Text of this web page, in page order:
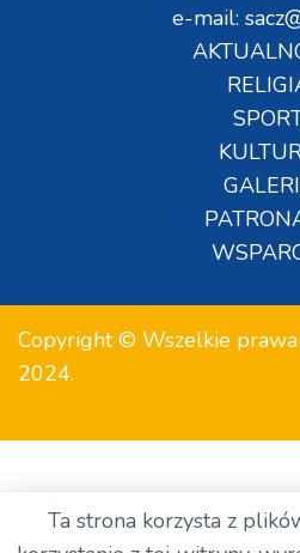
e-mail:
Copyright © Wszelkie prawa
2024.
Ta strona korzysta z